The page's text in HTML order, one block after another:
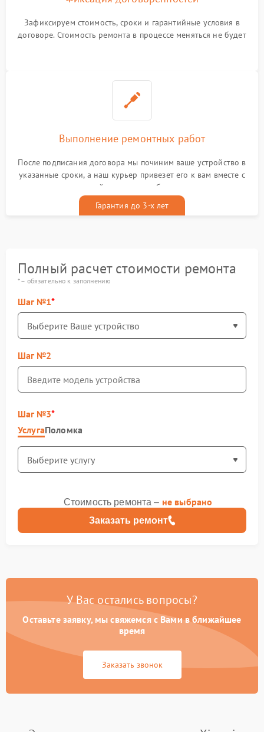
Зафиксируем стоимость, сроки и гарантийные условия в
договоре. Стоимость ремонта в процессе меняться не будет
Выполнение ремонтных работ
После подписания договора мы починим ваше устройство в
указанные сроки, а наш курьер привезет его к вам вместе с
гарантийным талоном бесплатно
Гарантия до 3-х лет
Полный расчет стоимости ремонта
* – обязательно к заполнению
Шаг №1
Шаг №2
Шаг №3
УслугаПоломка
Заказать ремонт
Стоимость ремонта – не выбрано
У Вас остались вопросы?
Оставьте заявку, мы свяжемся с Вами в ближайшее
время
Заказать звонок